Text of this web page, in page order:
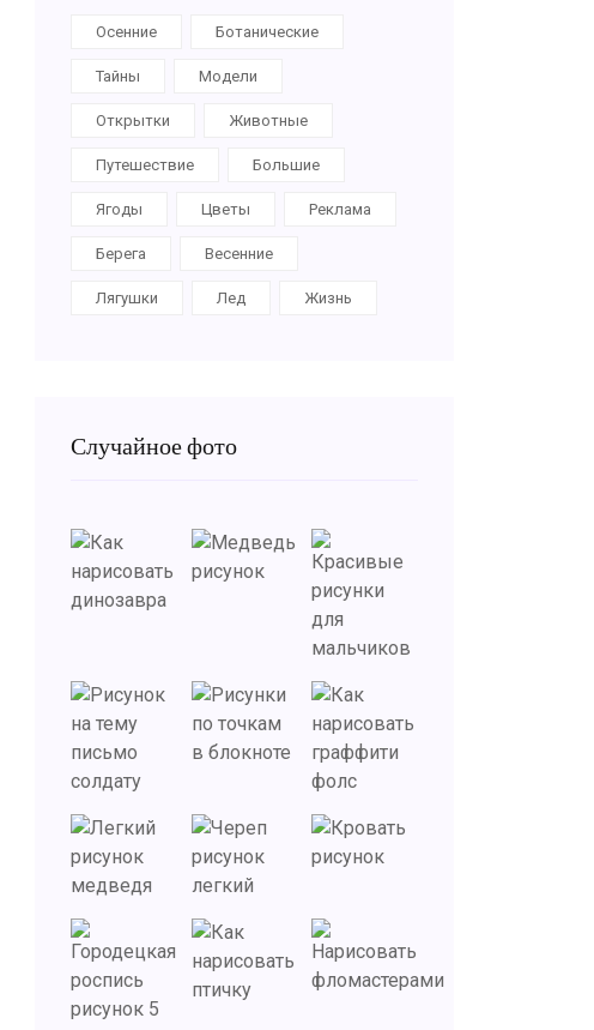
Осенние Ботанические
Тайны Модели
Открытки Животные
Путешествие Большие
Ягоды Цветы Реклама
Берега Весенние
Лягушки Лед Жизнь
Случайное фото